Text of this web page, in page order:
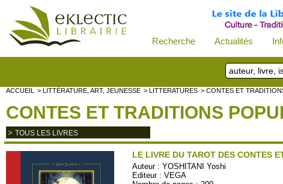
Recherche Actualités
ACCUEIL > LITTÉRATURE, ART, JEUNESSE > LITTERATURES > CONTES ET
CONTES ET TRADITIONS
> TOUS LES LIVRES
LE LIVRE DU TAROT DES CONTES
Auteur :YOSHITANI Yoshi
Editeur :VEGA